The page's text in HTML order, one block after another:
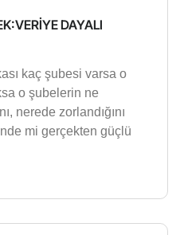
DAYALI
kaç şubesi varsa o
o şubelerin ne
nerede zorlandığını
mi gerçekten güçlü